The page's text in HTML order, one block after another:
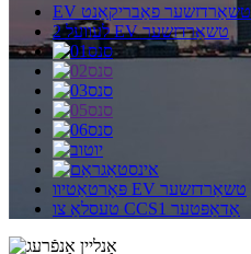
EV טשאַרדזשער פאַבריקאַנט
לעוועל 2 EV טשאַרדזשער
פּאָרטאַטיוו EV טשאַרדזשער
טעסלאַ צו CCS1 אַדאַפּטער